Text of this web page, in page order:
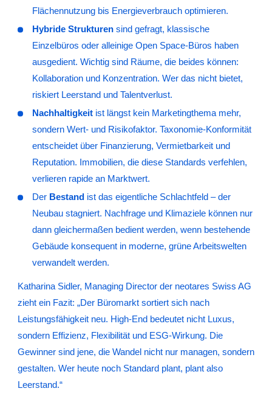
Flächennutzung bis Energieverbrauch optimieren.
Hybride Strukturen sind gefragt, klassische
Einzelbüros oder alleinige Open Space-Büros haben
ausgedient. Wichtig sind Räume, die beides können:
Kollaboration und Konzentration. Wer das nicht bietet,
riskiert Leerstand und Talentverlust.
Nachhaltigkeit ist längst kein Marketingthema mehr,
sondern Wert- und Risikofaktor. Taxonomie-Konformität
entscheidet über Finanzierung, Vermietbarkeit und
Reputation. Immobilien, die diese Standards verfehlen,
verlieren rapide an Marktwert.
Der Bestand ist das eigentliche Schlachtfeld – der
Neubau stagniert. Nachfrage und Klimaziele können nur
dann gleichermaßen bedient werden, wenn bestehende
Gebäude konsequent in moderne, grüne Arbeitswelten
verwandelt werden.
Katharina Sidler, Managing Director der neotares Swiss AG
zieht ein Fazit: „Der Büromarkt sortiert sich nach
Leistungsfähigkeit neu. High-End bedeutet nicht Luxus,
sondern Effizienz, Flexibilität und ESG-Wirkung. Die
Gewinner sind jene, die Wandel nicht nur managen, sondern
gestalten. Wer heute noch Standard plant, plant also
Leerstand.“